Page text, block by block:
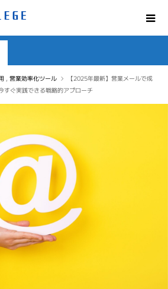
, 営業効率化ツール
【2025年最新】営業メールで成
すぐ実践できる戦略的アプローチ